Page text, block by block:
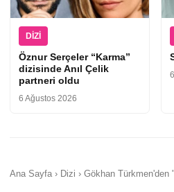
DIZI
Öznur Serçeler “Karma”
dizisinde Anıl Çelik
partneri oldu
6 Ağustos 2026
Ana Sayfa › Dizi › Gökhan